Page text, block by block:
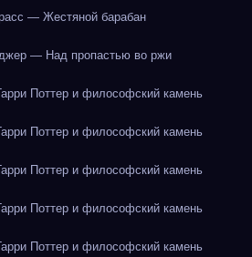
— Жестяной барабан
— Над пропастью во ржи
Поттер и философский камень
Поттер и философский камень
Поттер и философский камень
Поттер и философский камень
Поттер и философский камень